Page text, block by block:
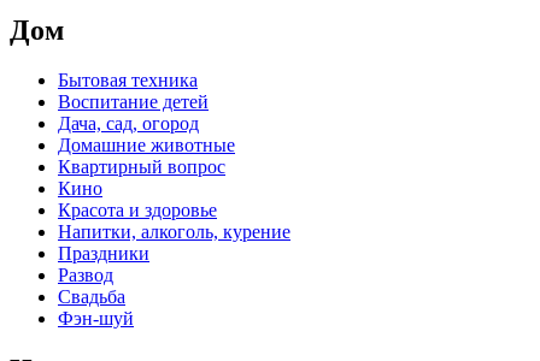
Дом
Бытовая техника
Воспитание детей
Дача, сад, огород
Домашние животные
Квартирный вопрос
Кино
Красота и здоровье
Напитки, алкоголь, курение
Праздники
Развод
Свадьба
Фэн-шуй